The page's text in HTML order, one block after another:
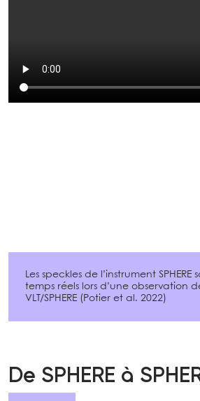
Les speckles de l’instrument
temps réels lors d’une observation
VLT/SPHERE (Potier et al. 2022)
De SPHERE à